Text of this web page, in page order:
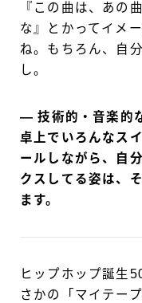
『この曲は、あの
な』とかってイメ
ね。もちろん、自
し。
― 技術的・音楽的
卓上でいろんなス
ールしながら、自
クスしてる姿は、
ます。
ヒップホップ誕生
さかの「マイテー